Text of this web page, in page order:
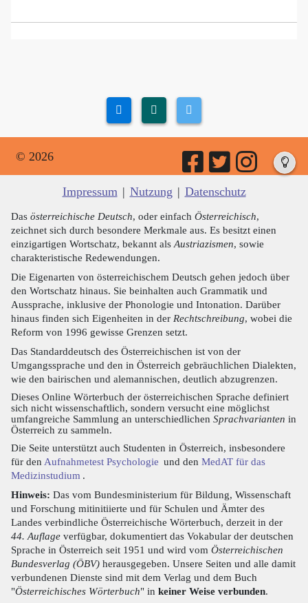
© 2026
Impressum | Nutzung | Datenschutz
Das österreichische Deutsch, oder einfach Österreichisch,
zeichnet sich durch besondere Merkmale aus. Es besitzt einen
einzigartigen Wortschatz, bekannt als Austriazismen, sowie
charakteristische Redewendungen.
Die Eigenarten von österreichischem Deutsch gehen jedoch über
den Wortschatz hinaus. Sie beinhalten auch Grammatik und
Aussprache, inklusive der Phonologie und Intonation. Darüber
hinaus finden sich Eigenheiten in der Rechtschreibung, wobei die
Reform von 1996 gewisse Grenzen setzt.
Das Standarddeutsch des Österreichischen ist von der
Umgangssprache und den in Österreich gebräuchlichen Dialekten,
wie den bairischen und alemannischen, deutlich abzugrenzen.
Dieses Online Wörterbuch der österreichischen Sprache definiert
sich nicht wissenschaftlich, sondern versucht eine möglichst
umfangreiche Sammlung an unterschiedlichen Sprachvarianten in
Österreich zu sammeln.
Die Seite unterstützt auch Studenten in Österreich, insbesondere
für den Aufnahmetest Psychologie und den MedAT für das
Medizinstudium .
Hinweis: Das vom Bundesministerium für Bildung, Wissenschaft
und Forschung mitinitiierte und für Schulen und Ämter des
Landes verbindliche Österreichische Wörterbuch, derzeit in der
44. Auflage verfügbar, dokumentiert das Vokabular der deutschen
Sprache in Österreich seit 1951 und wird vom Österreichischen
Bundesverlag (ÖBV) herausgegeben. Unsere Seiten und alle damit
verbundenen Dienste sind mit dem Verlag und dem Buch
"Österreichisches Wörterbuch" in keiner Weise verbunden.